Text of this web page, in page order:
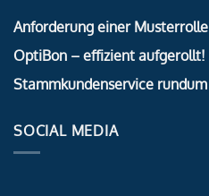
Anforderung einer Musterrolle
OptiBon – effizient aufgerollt!
Stammkundenservice rundum
SOCIAL MEDIA